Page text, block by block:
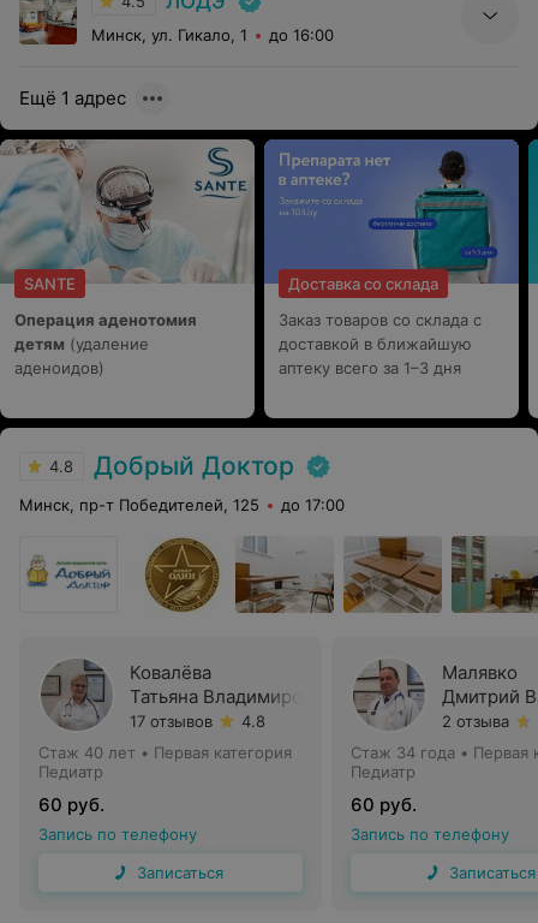
Минск, ул. Гикало, 1 до 16:00
Ещё 1 адрес
SANTE
Операция аденотомия
детям (удаление
аденоидов)
Доставка со склада
Заказ товаров со склада с
доставкой в ближайшую
аптеку всего за 1–3 дня
4.8 Добрый Доктор
Минск, пр-т Победителей, 125 до 17:00
Ковалёва
Татьяна Владимировна
17 отзывов
4.8
Стаж 40 лет • Первая категория
Педиатр
60 руб.
Запись по телефону
Записаться
Малявко
Дмитрий
2 отзыва
Стаж 34 года • Первая
Педиатр
60 руб.
Запись по телефону
Записаться